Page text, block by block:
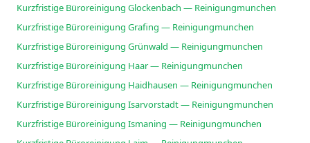
Kurzfristige Büroreinigung Glockenbach — Reinigungmunchen
Kurzfristige Büroreinigung Grafing — Reinigungmunchen
Kurzfristige Büroreinigung Grünwald — Reinigungmunchen
Kurzfristige Büroreinigung Haar — Reinigungmunchen
Kurzfristige Büroreinigung Haidhausen — Reinigungmunchen
Kurzfristige Büroreinigung Isarvorstadt — Reinigungmunchen
Kurzfristige Büroreinigung Ismaning — Reinigungmunchen